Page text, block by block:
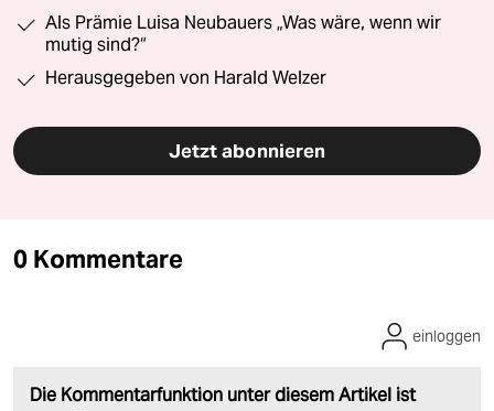
Als Prämie Luisa Neubauers „Was wäre, wenn wir
mutig sind?“
Herausgegeben von Harald Welzer
Jetzt abonnieren
0 Kommentare
Die Kommentarfunktion unter diesem Artikel ist
einloggen